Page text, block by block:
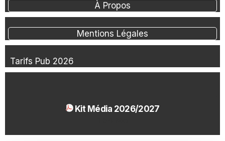
À Propos
Mentions Légales
Tarifs Pub 2026
Kit Média 2026/2027